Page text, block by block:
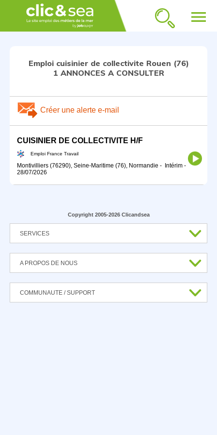
menu
Emploi cuisinier de collectivite Rouen (76)
1 ANNONCES A CONSULTER
Créer une alerte e-mail
CUISINIER DE COLLECTIVITE H/F
Emploi France Travail
Montivilliers (76290), Seine-Maritime (76), Normandie - Intérim -
28/07/2026
Copyright 2005-2026 Clicandsea
SERVICES
A PROPOS DE NOUS
COMMUNAUTE / SUPPORT